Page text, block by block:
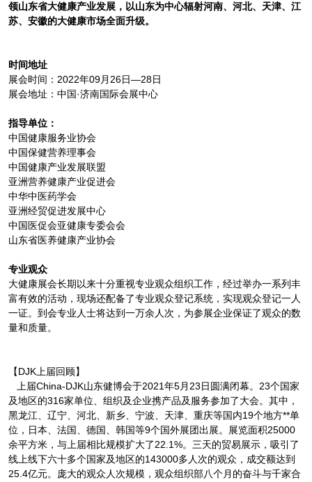
领山东省大健康产业发展，以山东为中心辐射河南、河北、天津、 江
苏、安徽的大健康市场全面升级。
时间地址
展会时间：2022年09月26日—28日
展会地址：中国·济南国际会展中心
指导单位：
中国健康服务业协会
中国保健营养理事会
中国健康产业发展联盟
亚洲营养健康产业促进会
中华中医药学会
亚洲经贸促进发展中心
中国医促会亚健康专委会会
山东省医养健康产业协会
专业观众
大健康展会长期以来十分重视专业观众组织工作，经过举办一系列丰
富有效的活动，现场还配备了专业观众登记系统，实现观众登记一人
一证。到会专业人士将达到一万余人次，为参展企业保证了观众的数
量和质量。
【DJK上届回顾】
上届China-DJK山东健博会于2021年5月23日圆满闭幕。23个国家
及地区的316家单位、组织及企业携产品及服务参加了大会。其中，
黑龙江、辽宁、河北、新乡、宁波、天津、重庆等国内19个地方**单
位，日本、法国、德国、韩国等9个国外展团出展。展览面积25000
余平方米，与上届相比规模扩大了22.1%。三天的贸易展示，吸引了
线上线下六十多个国家及地区的143000多人次的观众，成交额达到
25.4亿元。庞大的观众人次规模，观众组织部八个月的奋斗与千家合